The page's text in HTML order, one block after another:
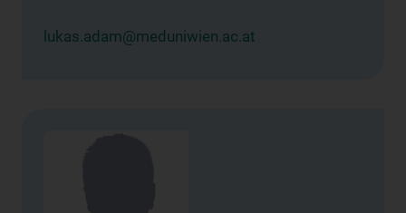
lukas.adam@meduniwien.ac.at